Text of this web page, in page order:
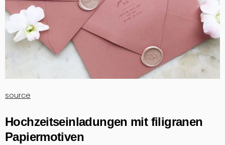
source
Hochzeitseinladungen mit filigranen
Papiermotiven